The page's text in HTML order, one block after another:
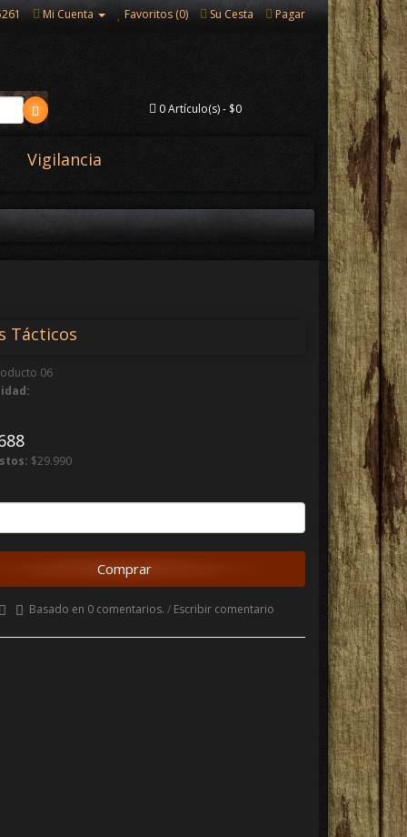
Mi Cuenta Favoritos (0) Su Cesta Pagar
0 Artículo(s) - $0
Vigilancia
Tácticos
06
$29.990
Comprar
Basado en 0 comentarios. / Escribir comentario